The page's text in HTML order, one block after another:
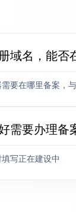
域名，能否
要在哪里备案，
需要办理备
写正在建设中